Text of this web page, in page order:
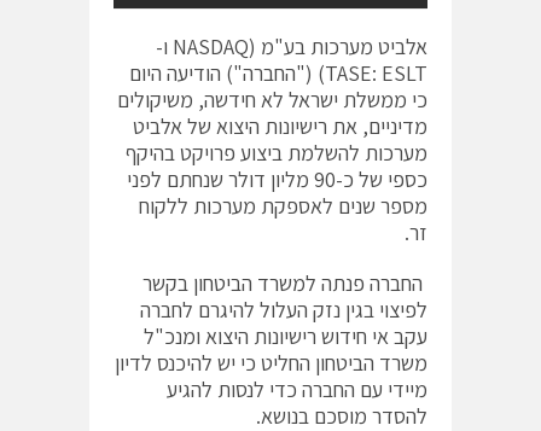
אלביט מערכות בע"מ (NASDAQ ו-
TASE: ESLT) ("החברה") הודיעה היום
כי ממשלת ישראל לא חידשה, משיקולים
מדיניים, את רישיונות היצוא של אלביט
מערכות להשלמת ביצוע פרויקט בהיקף
כספי של כ-90 מליון דולר שנחתם לפני
מספר שנים לאספקת מערכות ללקוח
זר.
החברה פנתה למשרד הביטחון בקשר
לפיצוי בגין נזק העלול להיגרם לחברה
עקב אי חידוש רישיונות היצוא ומנכ"ל
משרד הביטחון החליט כי יש להיכנס לדיון
מיידי עם החברה כדי לנסות להגיע
להסדר מוסכם בנושא.